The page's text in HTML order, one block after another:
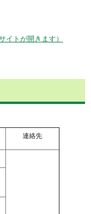
イトが開きます）
連絡先